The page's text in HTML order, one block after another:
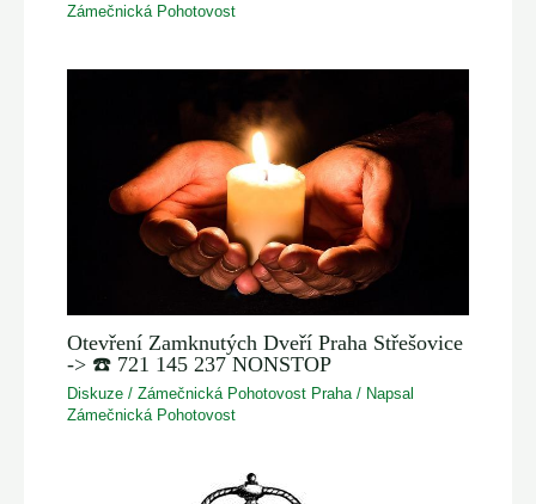
Zámečnická Pohotovost
Otevření Zamknutých Dveří Praha Střešovice
-> ☎️ 721 145 237 NONSTOP
Diskuze /Zámečnická Pohotovost Praha / Napsal
Zámečnická Pohotovost